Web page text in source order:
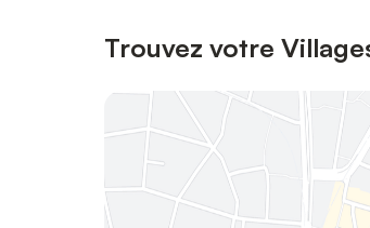
Trouvez votre